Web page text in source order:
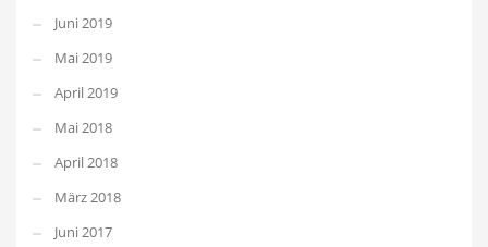
Juni 2019
Mai 2019
April 2019
Mai 2018
April 2018
März 2018
Juni 2017